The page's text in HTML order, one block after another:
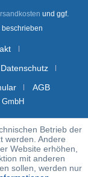
und ggf.
Datenschutz
AGB
Betrieb der
werden. Andere
Website erhöhen,
mit anderen
sollen, werden nur